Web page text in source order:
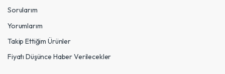
Sorularım
Yorumlarım
Takip Ettiğim Ürünler
Fiyatı Düşünce Haber Verilecekler